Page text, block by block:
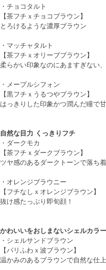
・ チョコタルト
【茶フチｘチョコブラウン】
とろけるような濃厚ブラウン
・ マッチャタルト
【茶フチｘオリーブブラウン】
柔らかい印象なのにあますぎない
・ メープルシフォン
【黒フチｘうるつやブラウン】
はっきりした印象かつ潤んだ瞳で
自然な目力 くっきりフチ
・ ダークモカ
【茶フチｘダークブラウン】
ツヤ感のあるダークトーンで落ち
・ オレンジブラウニー
【フチなしｘオレンジブラウン】
抜け感たっぷり即旬顔！
かわいいをおしまないシェルカラ
・ シェルサンドブラウン
【パリふわｘ波ブラウン】
温かみのあるブラウンで自然な仕